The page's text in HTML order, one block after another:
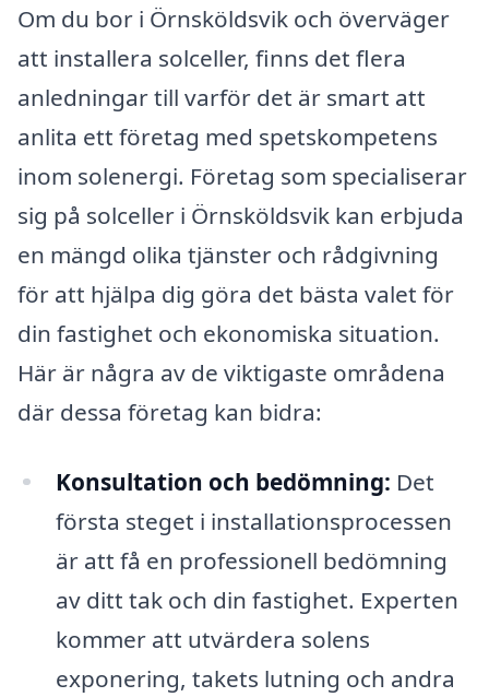
Om du bor i Örnsköldsvik och överväger
att installera solceller, finns det flera
anledningar till varför det är smart att
anlita ett företag med spetskompetens
inom solenergi. Företag som specialiserar
sig på solceller i Örnsköldsvik kan erbjuda
en mängd olika tjänster och rådgivning
för att hjälpa dig göra det bästa valet för
din fastighet och ekonomiska situation.
Här är några av de viktigaste områdena
där dessa företag kan bidra:
Konsultation och bedömning: Det
första steget i installationsprocessen
är att få en professionell bedömning
av ditt tak och din fastighet. Experten
kommer att utvärdera solens
exponering, takets lutning och andra